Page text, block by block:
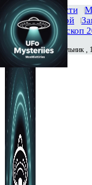
Главная Новости
Тайны вселенной
История
Гороскоп
Сегодня Понедельник ,